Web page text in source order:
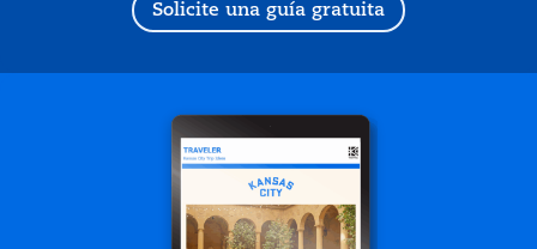
Solicite una guía gratuita